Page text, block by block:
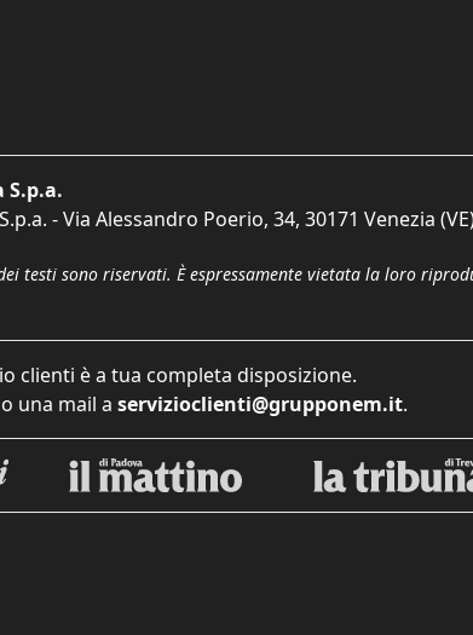
S.p.a.
- Via Alessandro Poerio, 34, 30171 Venezia
testi sono riservati. È espressamente vietata la loro
clienti è a tua completa disposizione.
una mail a servizioclienti@grupponem.it.